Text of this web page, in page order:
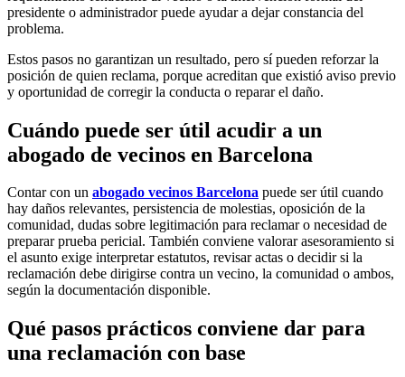
presidente o administrador puede ayudar a dejar constancia del
problema.
Estos pasos no garantizan un resultado, pero sí pueden reforzar la
posición de quien reclama, porque acreditan que existió aviso previo
y oportunidad de corregir la conducta o reparar el daño.
Cuándo puede ser útil acudir a un
abogado de vecinos en Barcelona
Contar con un abogado vecinos Barcelona puede ser útil cuando
hay daños relevantes, persistencia de molestias, oposición de la
comunidad, dudas sobre legitimación para reclamar o necesidad de
preparar prueba pericial. También conviene valorar asesoramiento si
el asunto exige interpretar estatutos, revisar actas o decidir si la
reclamación debe dirigirse contra un vecino, la comunidad o ambos,
según la documentación disponible.
Qué pasos prácticos conviene dar para
una reclamación con base